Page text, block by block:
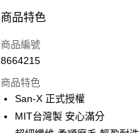
付款方式
信用卡一次付款
LINE Pay
Apple Pay
商品特色
商品編號
8664215
商品特色
San-X 正式授權
MIT台灣製 安心滿分